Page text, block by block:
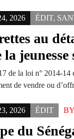
2026 ÉDIT,
au
la jeunesse
de la loi n° 2014-
de vendre ou
2026 ÉDIT
du